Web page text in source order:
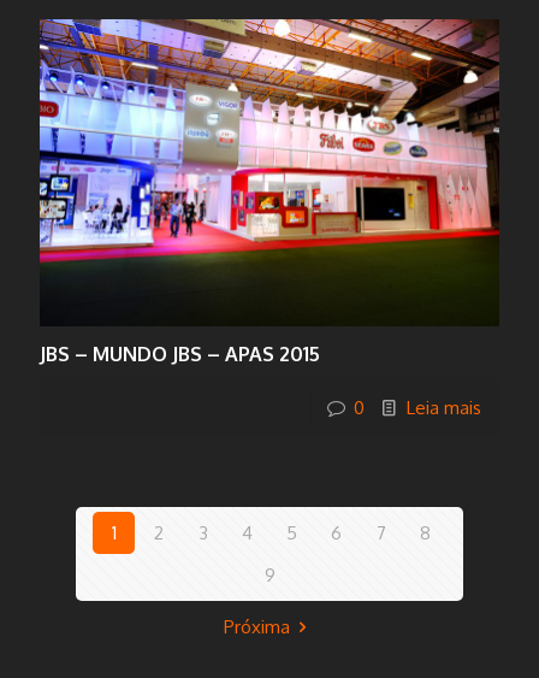
JBS – MUNDO JBS – APAS 2015
0 Leia mais
1 2 3 4 5 6 7
8
9
Próxima